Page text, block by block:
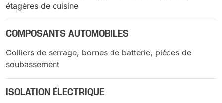
étagères de cuisine
COMPOSANTS AUTOMOBILES
Colliers de serrage, bornes de batterie, pièces de
soubassement
ISOLATION ÉLECTRIQUE